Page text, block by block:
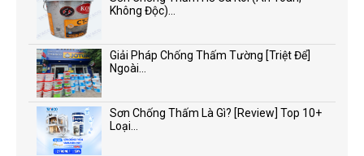
Không Độc)...
Giải Pháp Chống Thấm Tường [Triệt Để]
Ngoài...
Sơn Chống Thấm Là Gì? [Review] Top 10+
Loại...